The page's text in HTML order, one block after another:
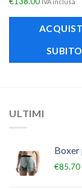
IVA inclusa
SUBITO
ULTIMI
Boxer
€85.70